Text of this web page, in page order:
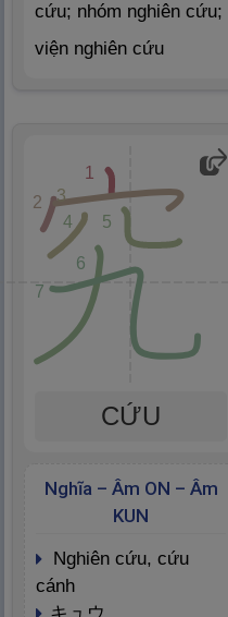
Nghĩa: Nơi, chốn
cứu; nhóm nghiên cứu;
viện nghiên cứu
1
2
3
4
5
6
7
CỨU
Nghĩa – Âm ON – Âm
KUN
nghiên cứu, cứu
cánh